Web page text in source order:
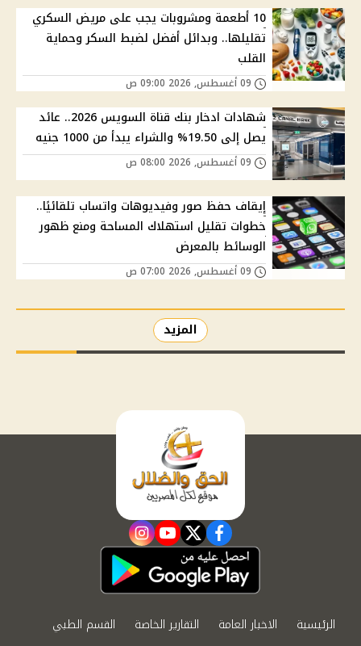
10 أطعمة ومشروبات يجب على مريض السكري
تقليلها.. وبدائل أفضل لضبط السكر وحماية
القلب
شهادات ادخار بنك قناة السويس 2026.. عائد
يصل إلى 19.50% والشراء يبدأ من 1000 جنيه
إيقاف حفظ صور وفيديوهات واتساب تلقائيًا..
خطوات تقليل استهلاك المساحة ومنع ظهور
الوسائط بالمعرض
المزيد
facebook
twitter
youtube
instagram
الرئيسية الاخبار العامة التقارير الخاصة
القسم الطبي